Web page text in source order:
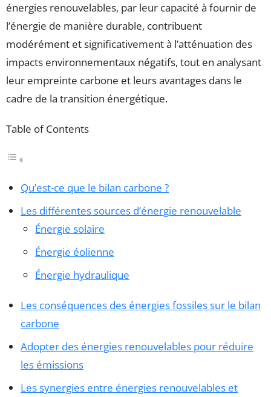
énergies renouvelables, par leur capacité à fournir de
l’énergie de manière durable, contribuent
modérément et significativement à l’atténuation des
impacts environnementaux négatifs, tout en analysant
leur empreinte carbone et leurs avantages dans le
cadre de la transition énergétique.
Table of Contents
Qu’est-ce que le bilan carbone ?
Les différentes sources d’énergie renouvelable
Énergie solaire
Énergie éolienne
Énergie hydraulique
Les conséquences des énergies fossiles sur le bilan
carbone
Adopter des énergies renouvelables pour réduire
les émissions
Les synergies entre énergies renouvelables et